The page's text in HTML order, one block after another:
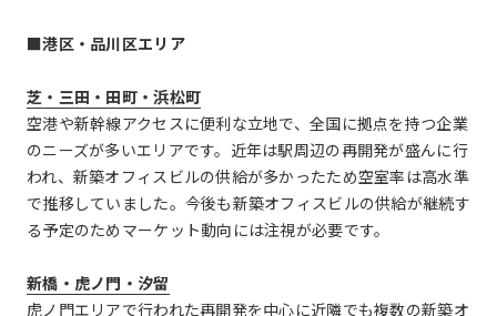
■港区・品川区エリア
芝・三田・田町・浜松町
空港や新幹線アクセスに便利な立地で、全国に拠点を持つ企業
のニーズが多いエリアです。近年は駅周辺の再開発が盛んに行
われ、新築オフィスビルの供給が多かったため空室率は高水準
で推移していました。今後も新築オフィスビルの供給が継続す
る予定のためマーケット動向には注視が必要です。
新橋・虎ノ門・汐留
虎ノ門エリアで行われた再開発を中心に近隣でも複数の新築オ